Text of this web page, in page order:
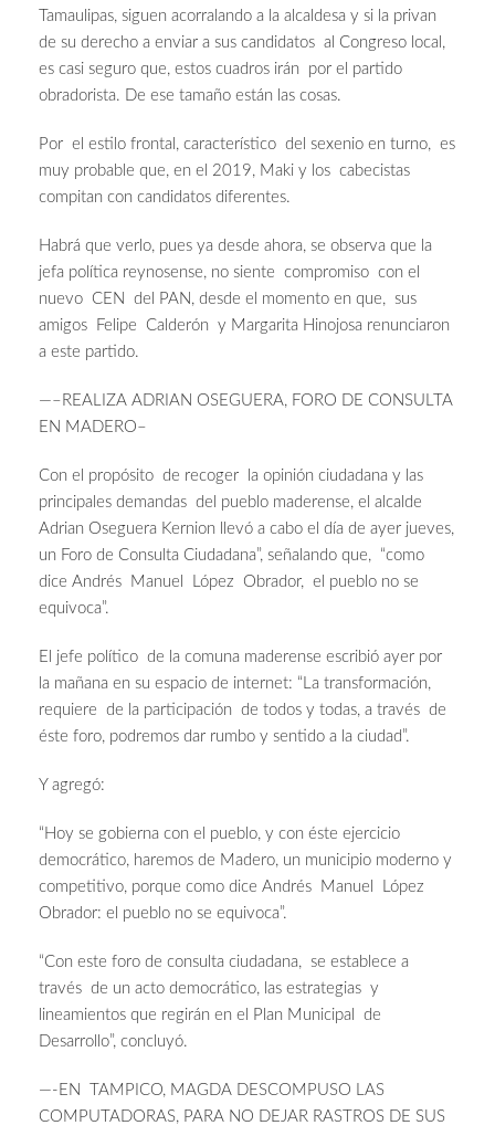
Tamaulipas, siguen acorralando a la alcaldesa y si la privan
de su derecho a enviar a sus candidatos al Congreso local,
es casi seguro que, estos cuadros irán por el partido
obradorista. De ese tamaño están las cosas.
Por el estilo frontal, característico del sexenio en turno, es
muy probable que, en el 2019, Maki y los cabecistas
compitan con candidatos diferentes.
Habrá que verlo, pues ya desde ahora, se observa que la
jefa política reynosense, no siente compromiso con el
nuevo CEN del PAN, desde el momento en que, sus
amigos Felipe Calderón y Margarita Hinojosa renunciaron
a este partido.
—–REALIZA ADRIAN OSEGUERA, FORO DE CONSULTA
EN MADERO–
Con el propósito de recoger la opinión ciudadana y las
principales demandas del pueblo maderense, el alcalde
Adrian Oseguera Kernion llevó a cabo el día de ayer jueves,
un Foro de Consulta Ciudadana”, señalando que, “como
dice Andrés Manuel López Obrador, el pueblo no se
equivoca”.
El jefe político de la comuna maderense escribió ayer por
la mañana en su espacio de internet: “La transformación,
requiere de la participación de todos y todas, a través de
éste foro, podremos dar rumbo y sentido a la ciudad”.
Y agregó:
“Hoy se gobierna con el pueblo, y con éste ejercicio
democrático, haremos de Madero, un municipio moderno y
competitivo, porque como dice Andrés Manuel López
Obrador: el pueblo no se equivoca”.
“Con este foro de consulta ciudadana, se establece a
través de un acto democrático, las estrategias y
lineamientos que regirán en el Plan Municipal de
Desarrollo”, concluyó.
—-EN TAMPICO, MAGDA DESCOMPUSO LAS
COMPUTADORAS, PARA NO DEJAR RASTROS DE SUS